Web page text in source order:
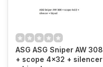
ASG ASG Sniper AW 308
+ scope 4x32 + silencer